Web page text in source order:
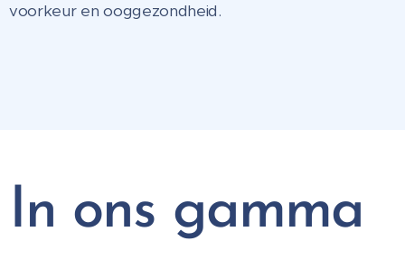
voorkeur en ooggezondheid.
In ons gamma